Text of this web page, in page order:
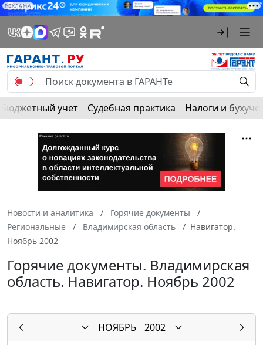
РЕКЛАМА
Бюджетный учет Судебная практика Налоги и
Новости и аналитика
Горячие документы
Региональные
Владимирская область
Навигатор.
Ноябрь 2002
Горячие документы. Владимирская
область. Навигатор. Ноябрь 2002
НОЯБРЬ
2002